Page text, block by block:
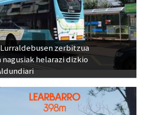
zerbitzua
helarazi dizkio